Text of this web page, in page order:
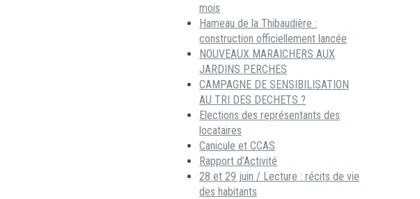
mois
Hameau de la Thibaudière :
construction officiellement lancée
NOUVEAUX MARAICHERS AUX
JARDINS PERCHES
CAMPAGNE DE SENSIBILISATION
AU TRI DES DECHETS ?
Elections des représentants des
locataires
Canicule et CCAS
Rapport d’Activité
28 et 29 juin / Lecture : récits de vie
des habitants